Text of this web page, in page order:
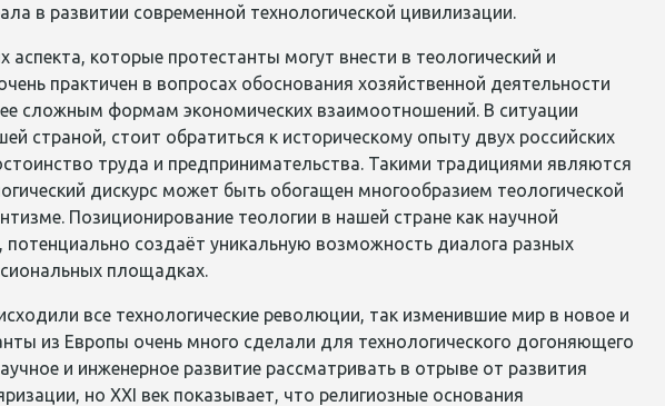
в развитии современной технологической цивилизации.
которые протестанты могут внести в теологический и
практичен в вопросах обоснования хозяйственной деятельности
сложным формам экономических взаимоотношений. В ситуации
страной, стоит обратиться к историческому опыту двух российских
труда и предпринимательства. Такими традициями являются
дискурс может быть обогащен многообразием теологической
Позиционирование теологии в нашей стране как научной
создаёт уникальную возможность диалога разных
площадках.
все технологические революции, так изменившие мир в новое и
из Европы очень много сделали для технологического догоняющего
и инженерное развитие рассматривать в отрыве от развития
но XXI век показывает, что религиозные основания